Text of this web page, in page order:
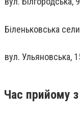
Біленьковська
вул. Ульяновська,
Час прийому